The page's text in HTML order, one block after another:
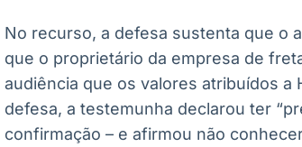
No recurso, a defesa sustenta que o
que o proprietário da empresa de
audiência que os valores atribuídos a
defesa, a testemunha declarou ter
confirmação – e afirmou não